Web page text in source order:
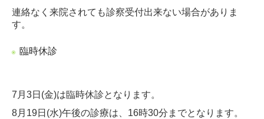
連絡なく来院されても診察受付出来ない場合がありま
す。
臨時休診
7月3日(金)は臨時休診となります。
8月19日(水)午後の診療は、16時30分までとなります。